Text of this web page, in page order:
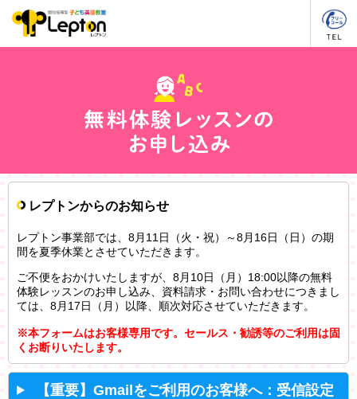
レプトンからのお知らせ
レプトン事業部では、8月11日（火・祝）～8月16日（日）の期
間を夏季休業とさせていただきます。
ご不便をおかけいたしますが、8月10日（月）18:00以降の無料
体験レッスンのお申し込み、資料請求・お問い合わせにつきまし
ては、8月17日（月）以降、順次対応させていただきます。
※本フォームはお客様専用です。セールス・勧誘等のご利用は固
くお断りいたします。
【重要】Gmailをご利用のお客様へ：受信設定